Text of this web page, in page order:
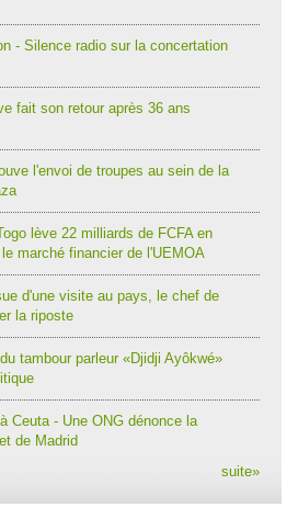
- Silence radio sur la concertation
fait son retour après 36 ans
l'envoi de troupes au sein de la
lève 22 milliards de FCFA en
marché financier de l'UEMOA
d'une visite au pays, le chef de
la riposte
tambour parleur «Djidji Ayôkwé»
Ceuta - Une ONG dénonce la
de Madrid
suite»